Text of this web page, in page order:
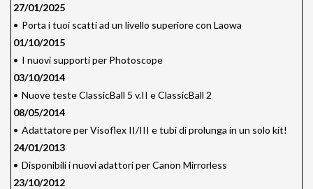
27/01/2025
• Porta i tuoi scatti ad un livello superiore con Laowa
01/10/2015
• I nuovi supporti per Photoscope
03/10/2014
• Nuove teste ClassicBall 5 v.II e ClassicBall 2
08/05/2014
• Adattatore per Visoflex II/III e tubi di prolunga in un solo kit!
24/01/2013
• Disponibili i nuovi adattori per Canon Mirrorless
23/10/2012